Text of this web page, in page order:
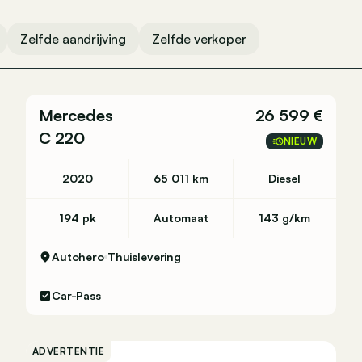
Zelfde aandrijving Zelfde verkoper
Mercedes
C 220
26 599 €
NIEUW
2020 65 011 km Diesel
194 pk Automaat 143 g/km
Autohero Thuislevering
Car-Pass
ADVERTENTIE